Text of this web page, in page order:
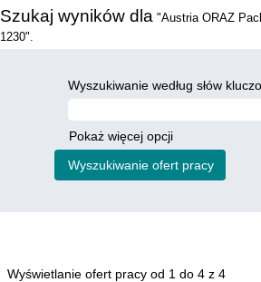
Szukaj wyników dla "Austria ORAZ
1230".
Wyszukiwanie według słów
Pokaż więcej opcji
Wyświetlanie ofert pracy od 1 do 4 z 4Szukaj